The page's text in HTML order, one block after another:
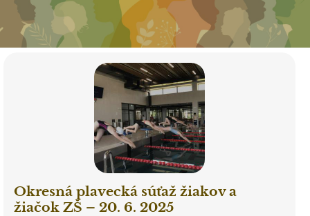
Okresná plavecká súťaž žiakov a
žiačok ZŠ – 20. 6. 2025